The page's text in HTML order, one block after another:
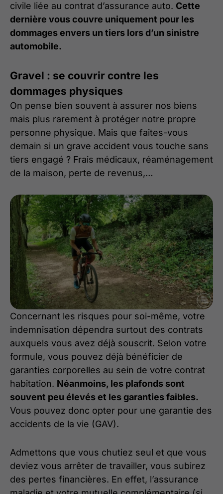
civile liée au contrat d’assurance auto. Cette
dernière vous couvre uniquement pour les
dommages envers un tiers lors d’un sinistre
automobile.
Gravel : se couvrir contre les
dommages physiques
On pense bien souvent à assurer nos biens
mais plus rarement à protéger notre propre
personne physique. Mais que faites-vous
demain si un grave accident vous touche sans
tiers engagé ? Frais médicaux, réaménagement
de la maison, perte de revenus,…
Concernant les risques pour soi-même, votre
indemnisation dépendra surtout des contrats
auxquels vous avez déjà souscrit. Selon votre
formule, vous pouvez déjà bénéficier de
garanties corporelles au sein de votre contrat
habitation. Néanmoins, les plafonds sont
souvent peu élevés et les garanties faibles.
Vous pouvez donc opter pour une garantie des
accidents de la vie (GAV).
Admettons que vous chutiez seul et que vous
deviez vous arrêter de travailler, vous subirez
des pertes financières. En effet, l’assurance